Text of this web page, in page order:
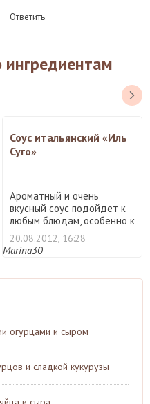
Ответить
Соус итальянский «Иль
Суго»
Ароматный и очень
вкусный соус подойдет к
любым блюдам, особенно к
п ...
20.08.2012, 16:28
Marina30
огурцами и сыром
и сладкой кукурузы